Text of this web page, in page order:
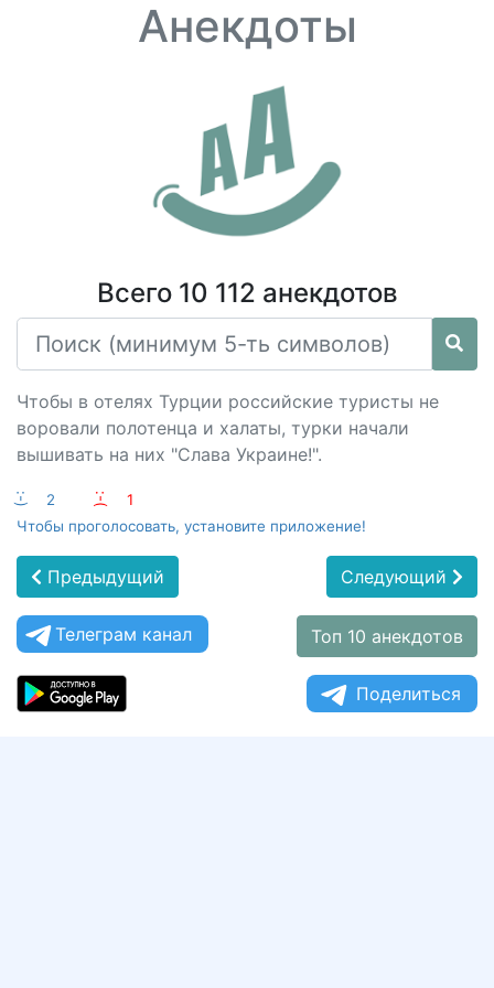
Анекдоты
Всего 10 112 анекдотов
Чтобы в отелях Турции российские туристы не
воровали полотенца и халаты, турки начали
вышивать на них "Слава Украине!".
:-) 2 :-(
1
Чтобы проголосовать, установите приложение!
Предыдущий Следующий
Телеграм канал Топ 10 анекдотов
Поделиться